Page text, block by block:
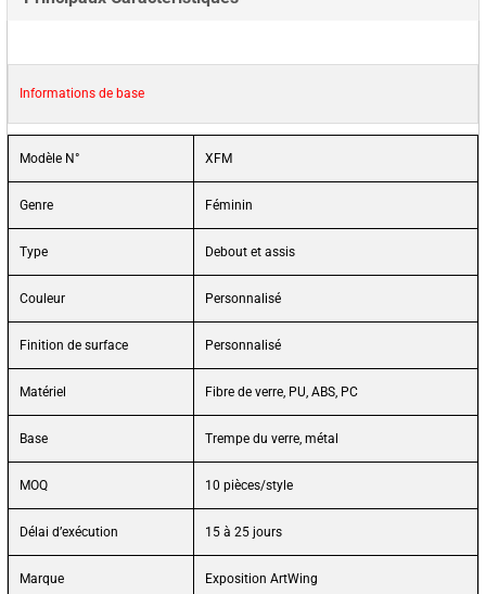
Informations de base
Modèle N° XFM
Genre Féminin
Type Debout et assis
Couleur Personnalisé
Finition de surface Personnalisé
Matériel Fibre de verre, PU, ABS, PC
Base Trempe du verre, métal
MOQ 10 pièces/style
Délai d’exécution 15 à 25 jours
Marque Exposition ArtWing